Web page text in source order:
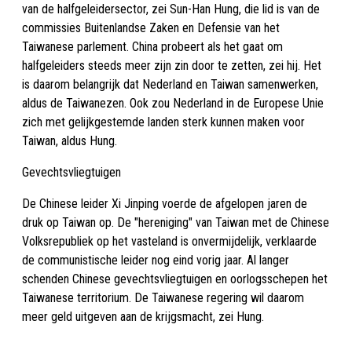
van de halfgeleidersector, zei Sun-Han Hung, die lid is van de
commissies Buitenlandse Zaken en Defensie van het
Taiwanese parlement. China probeert als het gaat om
halfgeleiders steeds meer zijn zin door te zetten, zei hij. Het
is daarom belangrijk dat Nederland en Taiwan samenwerken,
aldus de Taiwanezen. Ook zou Nederland in de Europese Unie
zich met gelijkgestemde landen sterk kunnen maken voor
Taiwan, aldus Hung.
Gevechtsvliegtuigen
De Chinese leider Xi Jinping voerde de afgelopen jaren de
druk op Taiwan op. De "hereniging" van Taiwan met de Chinese
Volksrepubliek op het vasteland is onvermijdelijk, verklaarde
de communistische leider nog eind vorig jaar. Al langer
schenden Chinese gevechtsvliegtuigen en oorlogsschepen het
Taiwanese territorium. De Taiwanese regering wil daarom
meer geld uitgeven aan de krijgsmacht, zei Hung.